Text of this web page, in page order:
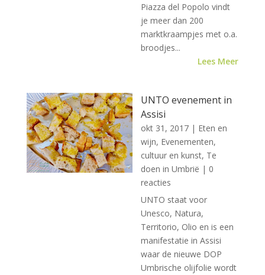
Piazza del Popolo vindt
je meer dan 200
marktkraampjes met o.a.
broodjes...
Lees Meer
UNTO evenement in
Assisi
okt 31, 2017 | Eten en
wijn, Evenementen,
cultuur en kunst, Te
doen in Umbrië | 0
reacties
UNTO staat voor
Unesco, Natura,
Territorio, Olio en is een
manifestatie in Assisi
waar de nieuwe DOP
Umbrische olijfolie wordt